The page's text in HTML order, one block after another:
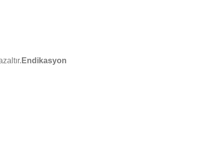
Endikasyon